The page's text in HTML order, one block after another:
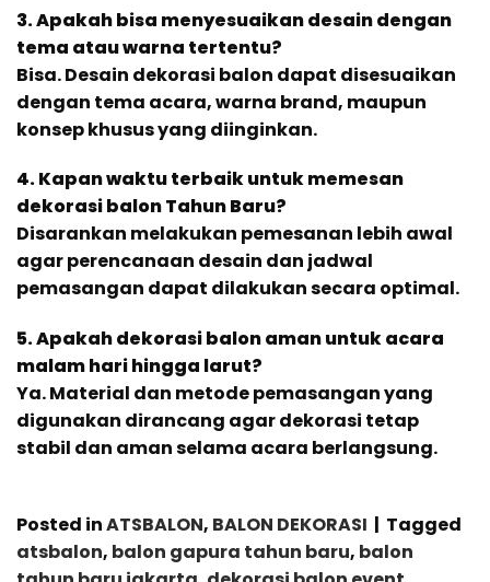
3. Apakah bisa menyesuaikan desain dengan
tema atau warna tertentu?
Bisa. Desain dekorasi balon dapat disesuaikan
dengan tema acara, warna brand, maupun
konsep khusus yang diinginkan.
4. Kapan waktu terbaik untuk memesan
dekorasi balon Tahun Baru?
Disarankan melakukan pemesanan lebih awal
agar perencanaan desain dan jadwal
pemasangan dapat dilakukan secara optimal.
5. Apakah dekorasi balon aman untuk acara
malam hari hingga larut?
Ya. Material dan metode pemasangan yang
digunakan dirancang agar dekorasi tetap
stabil dan aman selama acara berlangsung.
Posted inATSBALON, BALON DEKORASI | Tagged
atsbalon, balon gapura tahun baru, balon